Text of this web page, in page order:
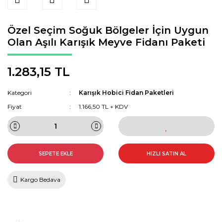
Özel Seçim Soğuk Bölgeler İçin Uygun
Olan Aşılı Karışık Meyve Fidanı Paketi
1.283,15 TL
Kategori
Karışık Hobici Fidan Paketleri
Fiyat
1.166,50 TL + KDV
SEPETE EKLE HIZLI SATIN AL
Kargo Bedava